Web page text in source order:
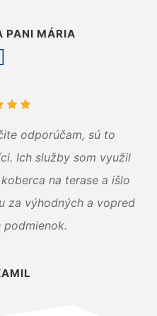
PANI MÁRIA
odporúčam, sú to
Ich služby som využil
na terase a išlo
za výhodných a vopred